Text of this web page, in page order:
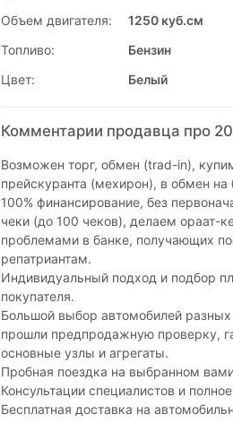
Объем двигателя:
1250 куб.см
Топливо:
Бензин
Цвет:
Белый
Комментарии продавца про
Возможен торг, обмен (trad-in),
прейскуранта (мехирон), в обмен на
100% финансирование, без
чеки (до 100 чеков), делаем ораат-
проблемами в банке, получающих
репатриантам.
Индивидуальный подход и подбор
покупателя.
Большой выбор автомобилей
прошли предпродажную проверку,
основные узлы и агрегаты.
Пробная поездка на выбранном
Консультации специалистов и
Бесплатная доставка на